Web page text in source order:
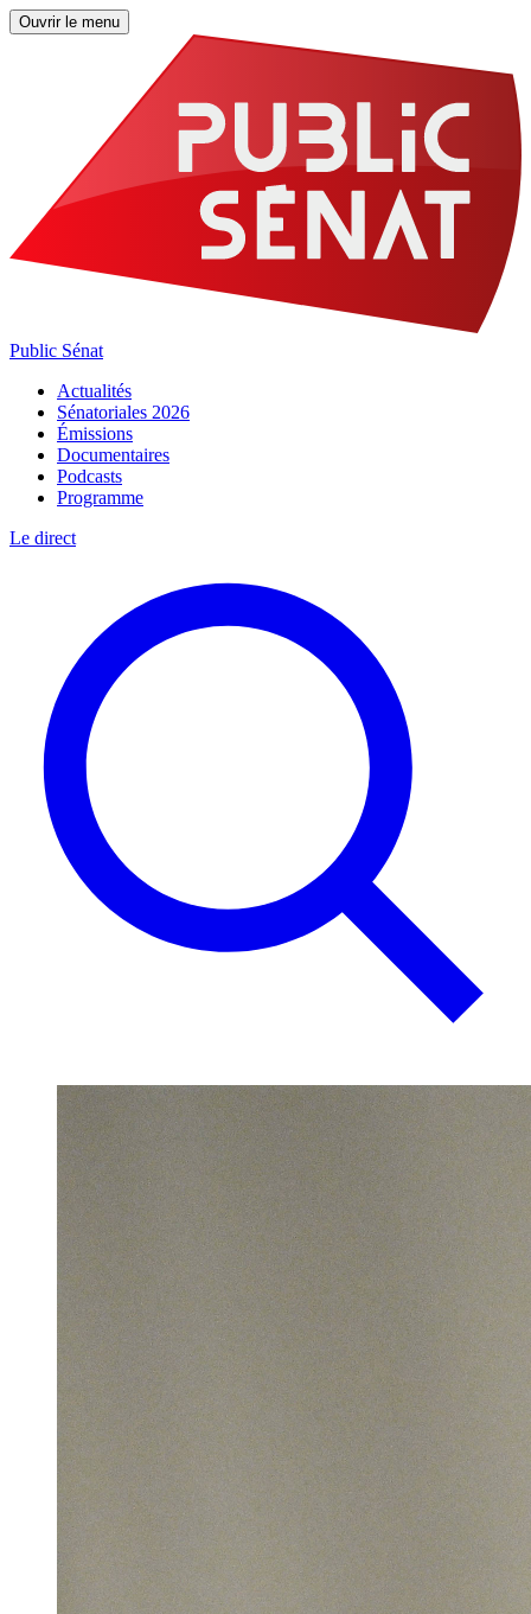
Ouvrir le menu
Public Sénat
Actualités
Sénatoriales 2026
Émissions
Documentaires
Podcasts
Programme
Le direct